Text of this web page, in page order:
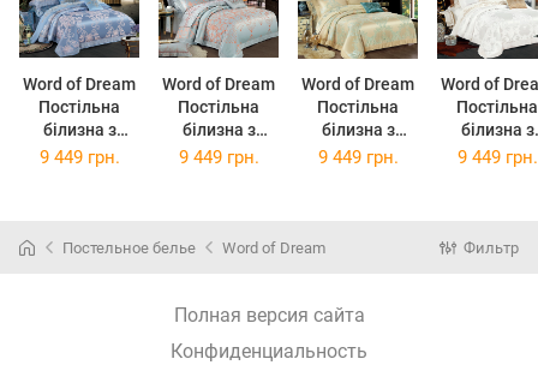
Word of Dream
Постільна
білизна з
вишивкою 507
Word of Dream
Постільна
білизна з
вишивкою 509
Word of Dream
Постільна
білизна з
вишивкою 512
Word of
Постільна
білизна з
вишивкою 520
9 449 грн. 9 449 грн. 9 449 грн. 9 449 грн.
Постельное белье Word of Dream Фильтр
Полная версия сайта
Конфиденциальность